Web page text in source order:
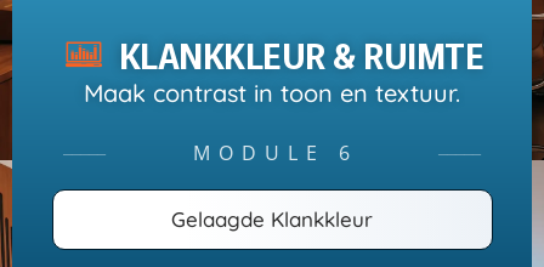
KLANKKLEUR & RUIMTE
Maak contrast in toon en textuur.
───── MODULE 6 ─────
Gelaagde Klankkleur